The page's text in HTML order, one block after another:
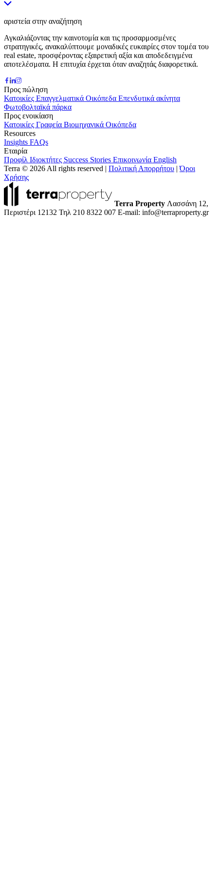
αριστεία στην αναζήτηση
Αγκαλιάζοντας την καινοτομία και τις προσαρμοσμένες
στρατηγικές, ανακαλύπτουμε μοναδικές ευκαιρίες στον τομέα του
real estate, προσφέροντας εξαιρετική αξία και αποδεδειγμένα
αποτελέσματα. Η επιτυχία έρχεται όταν αναζητάς διαφορετικά.
Προς πώληση
Κατοικίες Επαγγελματικά Οικόπεδα Επενδυτικά ακίνητα
Φωτοβολταϊκά πάρκα
Προς ενοικίαση
Κατοικίες Γραφεία Βιομηχανικά Οικόπεδα
Resources
Insights FAQs
Εταιρία
Προφίλ Ιδιοκτήτες Success Stories Επικοινωνία English
Terra © 2026 All rights reserved | Πολιτική Απορρήτου |Όροι
Χρήσης
Terra Property Λασσάνη 12,
Περιστέρι 12132 Τηλ 210 8322 007 E-mail: info@terraproperty.gr